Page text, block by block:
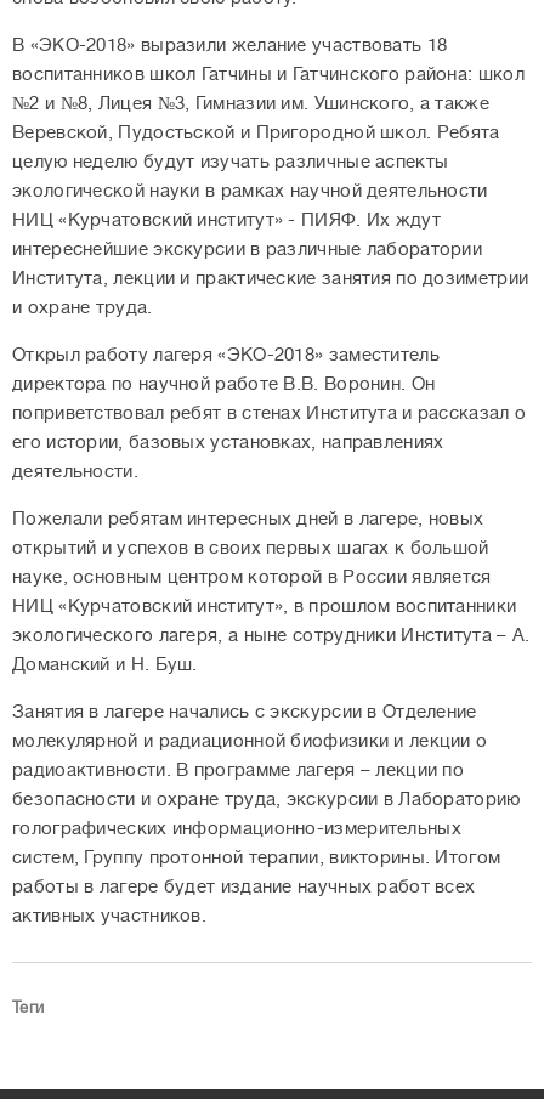
В «ЭКО-2018» выразили желание участвовать 18
воспитанников школ Гатчины и Гатчинского района: школ
№2 и №8, Лицея №3, Гимназии им. Ушинского, а также
Веревской, Пудостьской и Пригородной школ. Ребята
целую неделю будут изучать различные аспекты
экологической науки в рамках научной деятельности
НИЦ «Курчатовский институт» - ПИЯФ. Их ждут
интереснейшие экскурсии в различные лаборатории
Института, лекции и практические занятия по дозиметрии
и охране труда.
Открыл работу лагеря «ЭКО-2018» заместитель
директора по научной работе В.В. Воронин. Он
поприветствовал ребят в стенах Института и рассказал о
его истории, базовых установках, направлениях
деятельности.
Пожелали ребятам интересных дней в лагере, новых
открытий и успехов в своих первых шагах к большой
науке, основным центром которой в России является
НИЦ «Курчатовский институт», в прошлом воспитанники
экологического лагеря, а ныне сотрудники Института – А.
Доманский и Н. Буш.
Занятия в лагере начались с экскурсии в Отделение
молекулярной и радиационной биофизики и лекции о
радиоактивности. В программе лагеря – лекции по
безопасности и охране труда, экскурсии в Лабораторию
голографических информационно-измерительных
систем, Группу протонной терапии, викторины. Итогом
работы в лагере будет издание научных работ всех
активных участников.
Теги